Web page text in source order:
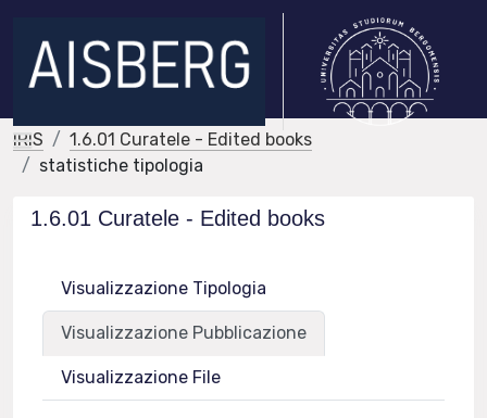
IRIS
1.6.01 Curatele - Edited books
statistiche tipologia
1.6.01 Curatele - Edited books
Visualizzazione Tipologia
Visualizzazione Pubblicazione
Visualizzazione File